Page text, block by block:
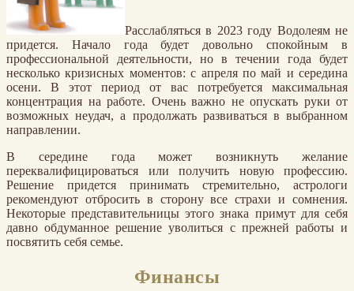
Расслабляться в 2023 году Водолеям не
придется. Начало года будет довольно спокойным в
профессиональной деятельности, но в течении года будет
несколько кризисных моментов: с апреля по май и середина
осени. В этот период от вас потребуется максимальная
концентрация на работе. Очень важно не опускать руки от
возможных неудач, а продолжать развиваться в выбранном
направлении.
В середине года может возникнуть желание
переквалифицироваться или получить новую профессию.
Решение придется принимать стремительно, астрологи
рекомендуют отбросить в сторону все страхи и сомнения.
Некоторые представительницы этого знака примут для себя
давно обдуманное решение уволиться с прежней работы и
посвятить себя семье.
Финансы